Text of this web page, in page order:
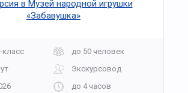
в Музей народной игрушки
«Забавушка»
класс
до 50 человек
Экскурсовод
до 4 часов